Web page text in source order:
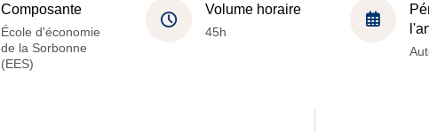
Composante
École d'économie
de la Sorbonne
(EES)
Volume horaire
45h